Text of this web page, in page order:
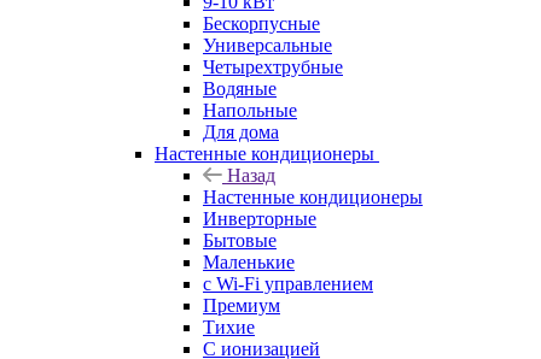
Бескорпусные
Универсальные
Четырехтрубные
Водяные
Напольные
Для дома
Настенные кондиционеры
Назад
Настенные кондиционеры
Инверторные
Бытовые
Маленькие
с Wi-Fi управлением
Премиум
Тихие
С ионизацией